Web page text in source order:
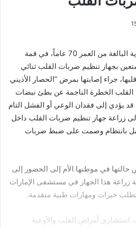
بدت ماريا، السيدة النيجيرية البالغة من العمر 70 عاماً، في قمة
بجهاز تنظيم ضربات القلب ثنائي
جراء إصابتها بمرض “الحصار الأذيني
القلب الخطرة الناجمة عن بطئ نبضات
قد يؤدي إلى فقدان الوعي أو الفشل التام
زراعة جهاز تنظيم ضربات القلب داخل
بانتظام وصمت على ضبط ضربات
في موطنها الأم إلى الحضور إلى
زراعة هذا الجهاز في مستشفى الإمارات
خبرات ومهارات طبية متقدمة.
استشاري أمراض القلب والأوعية